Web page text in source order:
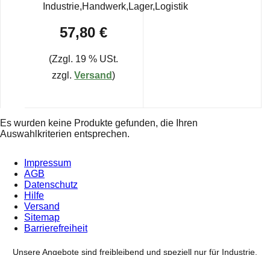
Industrie,Handwerk,Lager,Logistik
57,80 €
(Zzgl. 19 % USt.
zzgl.Versand)
Es wurden keine Produkte gefunden, die Ihren
Auswahlkriterien entsprechen.
Impressum
AGB
Datenschutz
Hilfe
Versand
Sitemap
Barrierefreiheit
Unsere Angebote sind freibleibend und speziell nur für Industrie,